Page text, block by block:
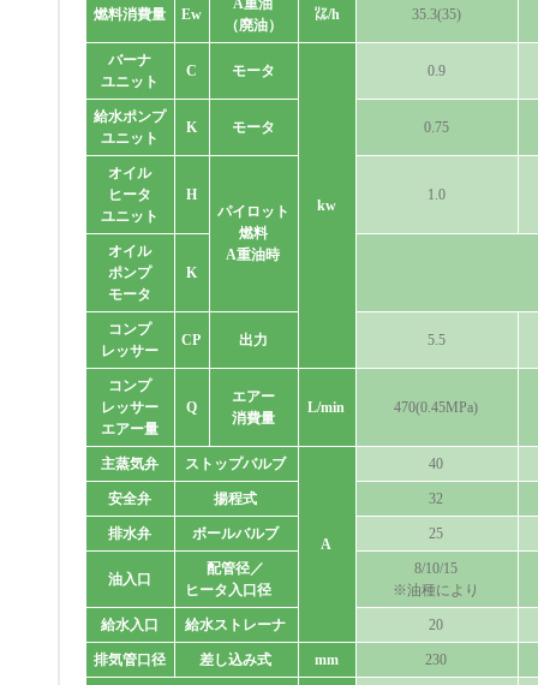
燃料消費量 Ew
A重油
（廃油）
㍑/h 35.3(35)
バーナ
ユニット
C モータ
kw
0.9
給水ポンプ
ユニット
K モータ 0.75
オイル
ヒータ
ユニット
H
パイロット
燃料
A重油時
1.0
オイル
ポンプ
モータ
K
コンプ
レッサー
CP 出力 5.5
コンプ
レッサー
エアー量
Q
エアー
消費量
L/min 470(0.45MPa)
主蒸気弁 ストップバルブ
A
40
安全弁 揚程式 32
排水弁 ボールバルブ 25
油入口
配管径／
ヒータ入口径
8/10/15
※油種により
給水入口 給水ストレーナ 20
排気管口径 差し込み式 mm 230